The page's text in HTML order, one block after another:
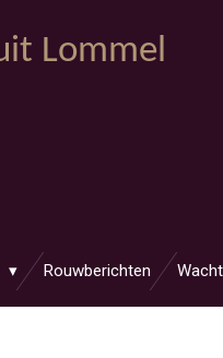
Lommel
Rouwberichten